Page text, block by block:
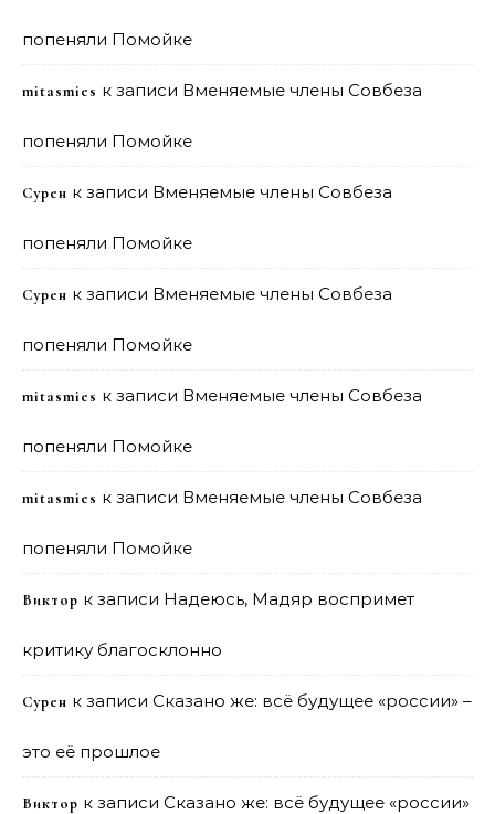
попеняли Помойке
mitasmies к записи Вменяемые члены Совбеза
попеняли Помойке
Сурен к записи Вменяемые члены Совбеза
попеняли Помойке
Сурен к записи Вменяемые члены Совбеза
попеняли Помойке
mitasmies к записи Вменяемые члены Совбеза
попеняли Помойке
mitasmies к записи Вменяемые члены Совбеза
попеняли Помойке
Виктор к записи Надеюсь, Мадяр воспримет
критику благосклонно
Сурен к записи Сказано же: всё будущее «россии» –
это её прошлое
Виктор к записи Сказано же: всё будущее «россии»